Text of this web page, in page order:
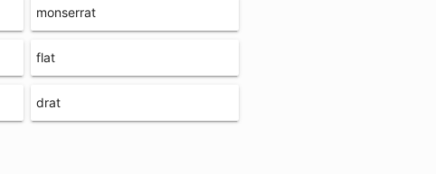
monserrat
flat
drat